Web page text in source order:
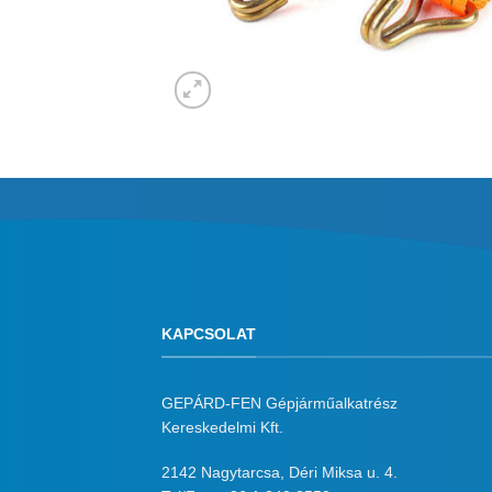
KAPCSOLAT
GEPÁRD-FEN Gépjárműalkatrész
Kereskedelmi Kft.
2142 Nagytarcsa, Déri Miksa u. 4.